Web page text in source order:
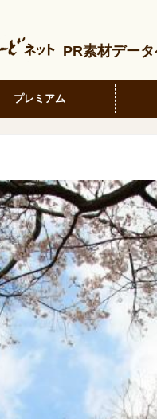
PR素材デー
プレミアム